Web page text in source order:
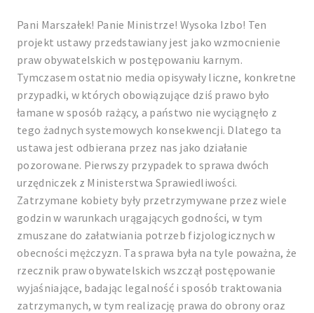
Pani Marszałek! Panie Ministrze! Wysoka Izbo! Ten
projekt ustawy przedstawiany jest jako wzmocnienie
praw obywatelskich w postępowaniu karnym.
Tymczasem ostatnio media opisywały liczne, konkretne
przypadki, w których obowiązujące dziś prawo było
łamane w sposób rażący, a państwo nie wyciągnęło z
tego żadnych systemowych konsekwencji. Dlatego ta
ustawa jest odbierana przez nas jako działanie
pozorowane. Pierwszy przypadek to sprawa dwóch
urzędniczek z Ministerstwa Sprawiedliwości.
Zatrzymane kobiety były przetrzymywane przez wiele
godzin w warunkach urągających godności, w tym
zmuszane do załatwiania potrzeb fizjologicznych w
obecności mężczyzn. Ta sprawa była na tyle poważna, że
rzecznik praw obywatelskich wszczął postępowanie
wyjaśniające, badając legalność i sposób traktowania
zatrzymanych, w tym realizację prawa do obrony oraz